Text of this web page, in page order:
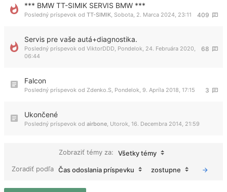
*** BMW TT-SIMIK SERVIS BMW ***
409
Posledný príspevok od TT-SIMIK Sobota, 2. Marca 2024, 23:11
Servis pre vaše autá+diagnostika.
68
Posledný príspevok od ViktorDDD Pondelok, 24. Februára 2020,
06:44
Falcon
3
Posledný príspevok od Zdenko.S Pondelok, 9. Apríla 2018, 17:15
Ukončené
Posledný príspevok od airbone Utorok, 16. Decembra 2014, 21:59
Zobraziť témy za:
Všetky témy
Zoradiť podľa Čas odoslania príspevku zostupne